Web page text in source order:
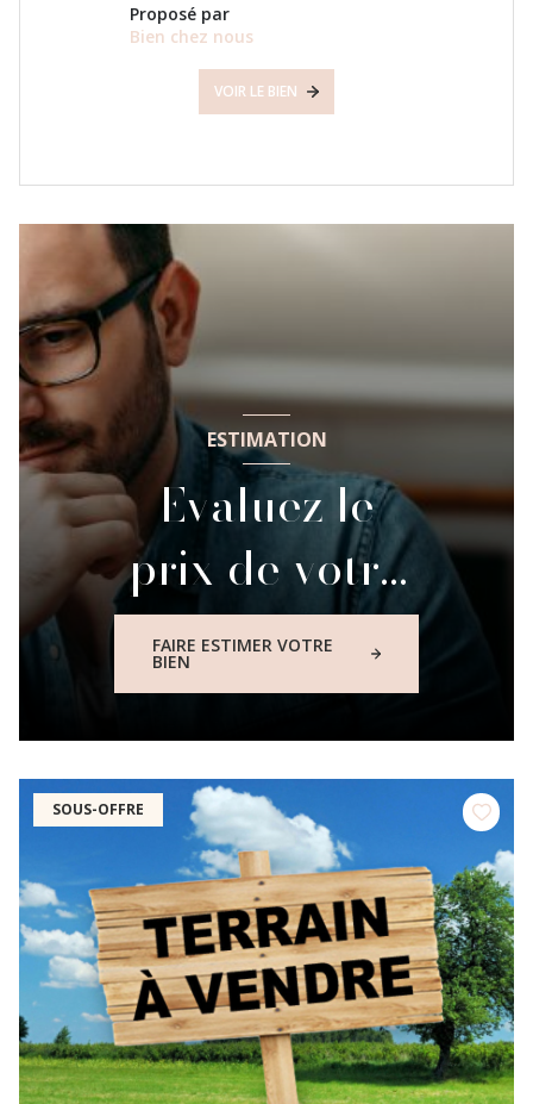
Proposé par
Bien chez nous
VOIR LE BIEN
ESTIMATION
Evaluez le
prix de votre
bien
immobilier
FAIRE ESTIMER VOTRE
BIEN
SOUS-OFFRE